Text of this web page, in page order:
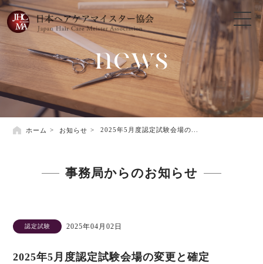
news
ホーム お知らせ 2025年5月度認定試験会場の...
事務局からのお知らせ
認定試験 2025年04月02日
2025年5月度認定試験会場の変更と確定